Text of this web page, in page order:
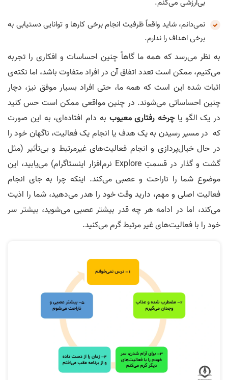
بی‌ارزشی می‌کنم.
نمی‌دانم، شاید واقعاً ظرفیت انجام برخی کارها و توانایی دستیابی به
برخی اهداف را ندارم.
به نظر می‌رسد که همه ما گاهاً چنین احساسات و افکاری را تجربه
می‌کنیم، ممکن است تعدد اتفاق آن در افراد متفاوت باشد، اما نکته‌ی
اثبات‌ شده این است که همه ما، حتی افراد بسیار موفق نیز، دچار
چنین احساساتی می‌شوند. در چنین مواقعی ممکن است حس کنید
در یک الگو یاچرخه رفتاری معیوب به دام افتاده‌ای، به این صورت
که در مسیر رسیدن به یک هدف یا انجام یک فعالیت، ناگهان خود را
در حال خیال‌پردازی و انجام فعالیت‌های غیرمرتبط و بی‌تأثیر (مثل
گشت و گذار در قسمتِ Explore نرم‌‌افزار اینستاگرام) می‌یابید، این
موضوع شما را ناراحت و عصبی می‌کند. اینکه چرا به جای انجام
فعالیت اصلی و مهم، دارید وقت خود را هدر می‌دهید، شما را اذیت
می‌کند، اما در ادامه هر چه قدر بیشتر عصبی می‌شوید، بیشتر سر
خود را با فعالیت‌های غیر مرتبط گرم می‌کنید.